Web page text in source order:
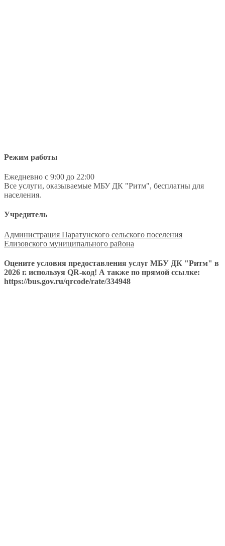
Режим работы
Ежедневно с 9:00 до 22:00
Все услуги, оказываемые МБУ ДК "Ритм", бесплатны для
населения.
Учредитель
Администрация Паратунского сельского поселения
Елизовского муниципального района
Оцените условия предоставления услуг МБУ ДК "Ритм" в
2026 г. используя QR-код! А также по прямой ссылке:
https://bus.gov.ru/qrcode/rate/334948